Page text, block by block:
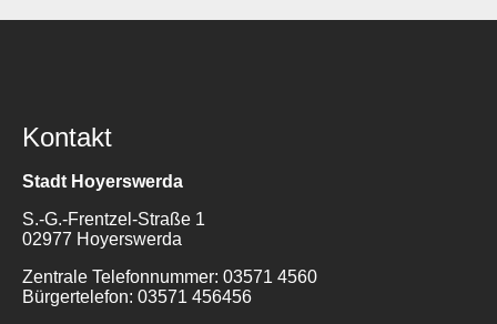
Kontakt
Stadt Hoyerswerda
S.-G.-Frentzel-Straße 1
02977 Hoyerswerda
Zentrale Telefonnummer: 03571 4560
Bürgertelefon: 03571 456456